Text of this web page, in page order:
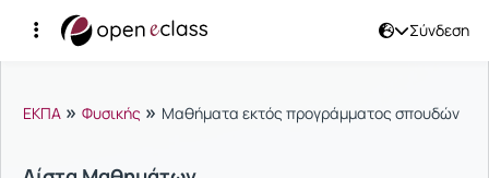
Σύνδεση
Μαθήματα
ΕΚΠΑ » Φυσικής » Μαθήματα εκτός προγράμματος σπουδών